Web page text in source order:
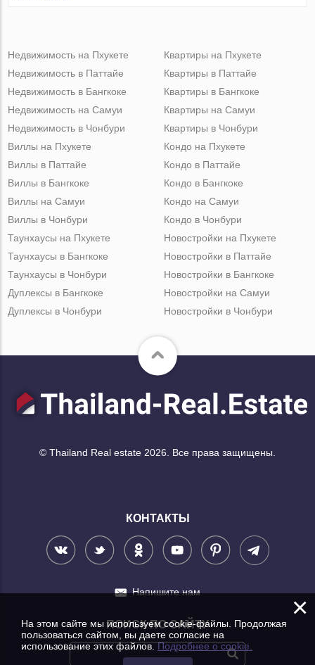
Недвижимость на Пхукете
Недвижимость в Паттайе
Недвижимость в Бангкоке
Недвижимость на Самуи
Недвижимость в Чонбури
Квартиры на Пхукете
Квартиры в Паттайе
Квартиры в Бангкоке
Квартиры на Самуи
Квартиры в Чонбури
Виллы на Пхукете
Виллы в Паттайе
Виллы в Бангкоке
Виллы на Самуи
Виллы в Чонбури
Кондо на Пхукете
Кондо в Паттайе
Кондо в Бангкоке
Кондо на Самуи
Кондо в Чонбури
Таунхаусы на Пхукете
Таунхаусы в Бангкоке
Таунхаусы в Чонбури
Дуплексы в Бангкоке
Дуплексы в Чонбури
Новостройки на Пхукете
Новостройки в Паттайе
Новостройки в Бангкоке
Новостройки на Самуи
Новостройки в Чонбури
© Thailand Real estate 2026. Все права защищены.
КОНТАКТЫ
Напишите нам
ПОИСК ПО САЙТУ
×
На этом сайте мы используем cookie-файлы. Продолжая
пользоваться сайтом, вы даете согласие на
использование этих файлов.Подробнее о cookie.